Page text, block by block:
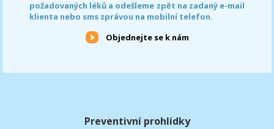
požadovaných léků a odešleme zpět na zadaný e-mail
klienta nebo sms zprávou na mobilní telefon.
Objednejte se k nám
Preventivní prohlídky